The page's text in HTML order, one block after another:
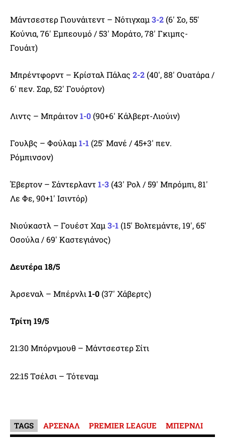
Μάντσεστερ Γιουνάιτεντ – Νότιγχαμ 3-2(6′ Σο, 55′
Κούνια, 76′ Εμπεουμό / 53′ Μοράτο, 78′ Γκιμπς-
Γουάιτ)
Μπρέντφορντ – Κρίσταλ Πάλας 2-2(40′, 88′ Ουατάρα /
6′ πεν. Σαρ, 52′ Γουόρτον)
Λιντς – Μπράιτον1-0(90+6′ Κάλβερτ-Λιούιν)
Γουλβς – Φούλαμ 1-1(25′ Μανέ / 45+3′ πεν.
Ρόμπινσον)
Έβερτον – Σάντερλαντ1-3(43′ Ρολ / 59′ Μπρόμπι, 81′
Λε Φε, 90+1′ Ισιντόρ)
Νιούκαστλ – Γουέστ Χαμ 3-1(15′ Βολτεμάντε, 19′, 65′
Οσούλα / 69′ Καστεγιάνος)
Δευτέρα 18/5
Άρσεναλ – Μπέρνλι1-0(37′ Χάβερτς)
Τρίτη 19/5
21:30 Μπόρνμουθ – Μάντσεστερ Σίτι
22:15 Τσέλσι – Τότεναμ
TAGS ΑΡΣΕΝΑΛ PREMIER LEAGUE ΜΠΕΡΝΛΙ